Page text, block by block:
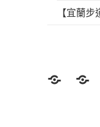
【宜蘭
登山
北部